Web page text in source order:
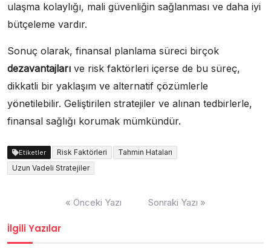
ulaşma kolaylığı, mali güvenliğin sağlanması ve daha iyi
bütçeleme vardır.
Sonuç olarak, finansal planlama süreci birçok
dezavantajları ve risk faktörleri içerse de bu süreç,
dikkatli bir yaklaşım ve alternatif çözümlerle
yönetilebilir. Geliştirilen stratejiler ve alınan tedbirlerle,
finansal sağlığı korumak mümkündür.
Etiketler Risk Faktörleri
Tahmin Hataları
Uzun Vadeli Stratejiler
« Önceki Yazı Sonraki Yazı »
İlgili Yazılar